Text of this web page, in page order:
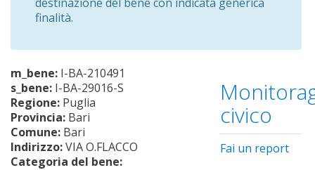
finalità.
m_bene: I-BA-210491
s_bene: I-BA-29016-S
Regione: Puglia
Provincia: Bari
Comune: Bari
Indirizzo:VIA O.FLACCO
Categoria del bene:
civico
Fai un report